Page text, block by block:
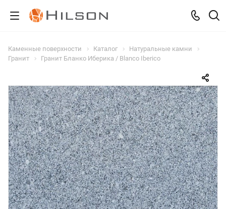
Каменные поверхности Каталог
Натуральные камни
Гранит
Гранит Бланко Иберика / Blanco Iberico